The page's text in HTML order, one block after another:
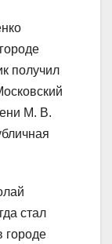
получил
М. В.
стал
городе